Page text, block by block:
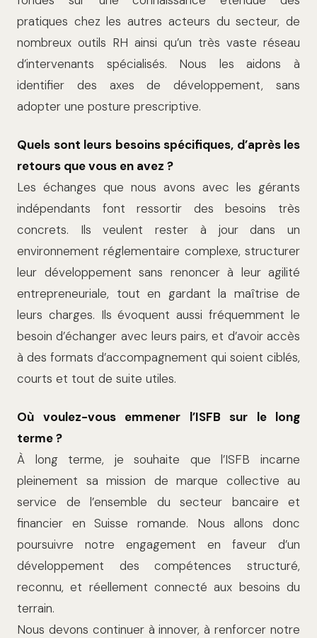
pratiques chez les autres acteurs du secteur, de
nombreux outils RH ainsi qu’un très vaste réseau
d’intervenants spécialisés. Nous les aidons à
identifier des axes de développement, sans
adopter une posture prescriptive.
Quels sont leurs besoins spécifiques, d’après les
retours que vous en avez ?
Les échanges que nous avons avec les gérants
indépendants font ressortir des besoins très
concrets. Ils veulent rester à jour dans un
environnement réglementaire complexe, structurer
leur développement sans renoncer à leur agilité
entrepreneu­riale, tout en gardant la maîtrise de
leurs charges. Ils évoquent aussi fréquemment le
besoin d’échanger avec leurs pairs, et d’avoir accès
à des formats d’accompa­gnement qui soient ciblés,
courts et tout de suite utiles.
Où voulez-vous emmener l’ISFB sur le long
terme ?
À long terme, je souhaite que l’ISFB incarne
pleinement sa mission de marque collective au
service de l’ensemble du secteur bancaire et
financier en Suisse romande. Nous allons donc
poursuivre notre engagement en faveur d’un
dévelop­pement des compétences structuré,
reconnu, et réellement connecté aux besoins du
terrain.
Nous devons continuer à innover, à renforcer notre